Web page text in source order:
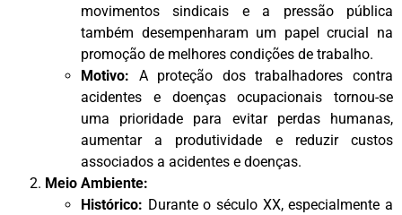
movimentos sindicais e a pressão pública
também desempenharam um papel crucial na
promoção de melhores condições de trabalho.
Motivo: A proteção dos trabalhadores contra
acidentes e doenças ocupacionais tornou-se
uma prioridade para evitar perdas humanas,
aumentar a produtividade e reduzir custos
associados a acidentes e doenças.
Meio Ambiente:
Histórico: Durante o século XX, especialmente a